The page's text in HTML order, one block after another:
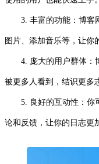
3. 丰富的功能：博客网
图片、添加音乐等，让你
4. 庞大的用户群体：博
被更多人看到，结识更多
5. 良好的互动性：你可
论和反馈，让你的日志更